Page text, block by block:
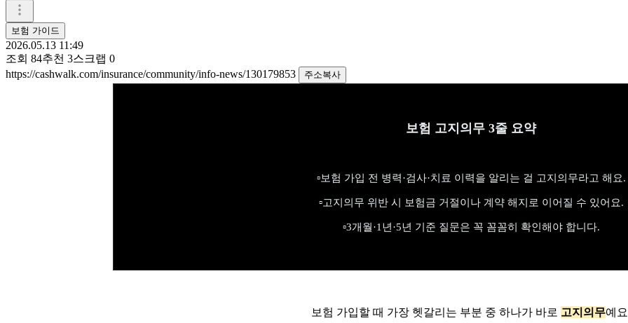
보험 가이드
2026.05.13 11:49
조회 84추천 3스크랩 0
https://cashwalk.com/insurance/community/info-news/130179853
주소복사
보험 고지의무 3줄 요약
▫️보험 가입 전 병력·검사·치료 이력을 알리는 걸 고지의무라고 해요.
▫️고지의무 위반 시 보험금 거절이나 계약 해지로 이어질 수 있어요.
▫️3개월·1년·5년 기준 질문은 꼭 꼼꼼히 확인해야 합니다.
보험 가입할 때 가장 헷갈리는 부분 중 하나가 바로 고지의무예